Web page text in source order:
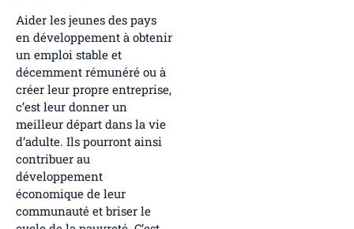
Aider les jeunes des pays
en développement à obtenir
un emploi stable et
décemment rémunéré ou à
créer leur propre entreprise,
c’est leur donner un
meilleur départ dans la vie
d’adulte. Ils pourront ainsi
contribuer au
développement
économique de leur
communauté et briser le